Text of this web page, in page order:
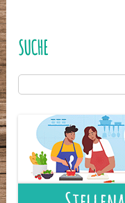
SUCHE
nach: